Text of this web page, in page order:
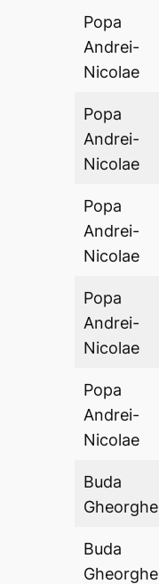
Popa
Andrei-
Nicolae
Popa
Andrei-
Nicolae
Popa
Andrei-
Nicolae
Popa
Andrei-
Nicolae
Popa
Andrei-
Nicolae
Buda
Gheorghe
Buda
Gheorghe